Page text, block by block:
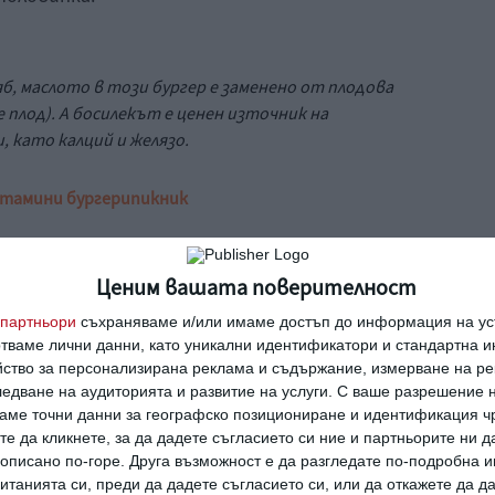
Ценим вашата поверителност
партньори съхраняваме и/или имаме достъп до информация на
лични данни, като уникални идентификатори и стандартна
за персонализирана реклама и съдържание, измерване на
на аудиторията и развитие на услуги. С ваше разрешение
точни данни за географско позициониране и идентификация
да кликнете, за да дадете съгласието си ние и партньорите ни
описано по-горе. Друга възможност е да разгледате по-подробна
си, преди да дадете съгласието си, или да откажете да
маслото в този бургер е заменено от плодова
плод). А босилекът е ценен източник на
като калций и желязо.
мини бургерипикник
без
Какво означава твоето
име: Атанас